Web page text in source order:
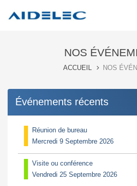
NOS
ACCUEIL NOS
Événements récents
Réunion de bureau
Mercredi 9 Septembre 2026
Visite ou conférence
Vendredi 25 Septembre 2026